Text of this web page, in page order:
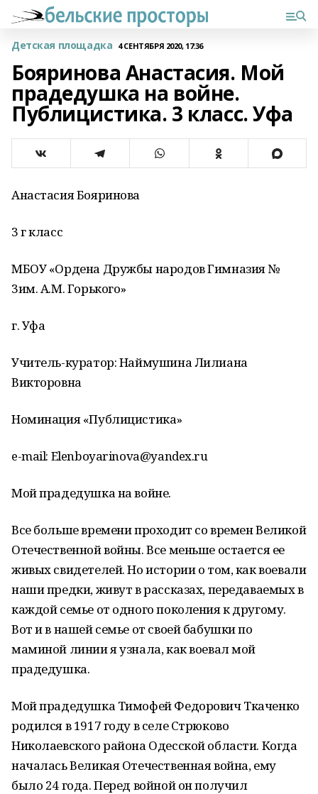
Детская площадка 4 СЕНТЯБРЯ 2020, 17:36
Бояринова Анастасия. Мой
прадедушка на войне.
Публицистика. 3 класс. Уфа
Анастасия Бояринова
3 г класс
МБОУ «Ордена Дружбы народов Гимназия №
3им. А.М. Горького»
г. Уфа
Учитель-куратор: Наймушина Лилиана
Викторовна
Номинация «Публицистика»
e-mail: Elenboyarinova@yandex.ru
Мой прадедушка на войне.
Все больше времени проходит со времен Великой
Отечественной войны. Все меньше остается ее
живых свидетелей. Но истории о том, как воевали
наши предки, живут в рассказах, передаваемых в
каждой семье от одного поколения к другому.
Вот и в нашей семье от своей бабушки по
маминой линии я узнала, как воевал мой
прадедушка.
Мой прадедушка Тимофей Федорович Ткаченко
родился в 1917 году в селе Стрюково
Николаевского района Одесской области. Когда
началась Великая Отечественная война, ему
было 24 года. Перед войной он получил